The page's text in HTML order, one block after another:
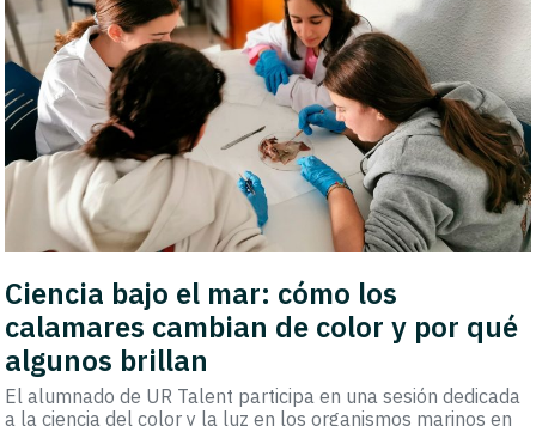
Ciencia bajo el mar: cómo los
calamares cambian de color y por qué
algunos brillan
El alumnado de UR Talent participa en una sesión dedicada
a la ciencia del color y la luz en los organismos marinos en